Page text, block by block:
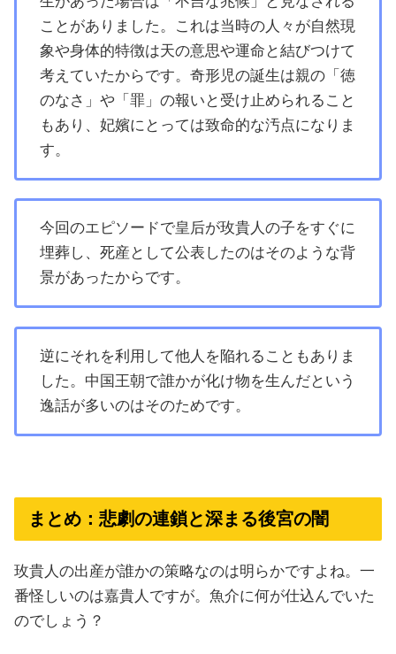
ことがありました。これは当時の人々が自然現
象や身体的特徴は天の意思や運命と結びつけて
考えていたからです。奇形児の誕生は親の「徳
のなさ」や「罪」の報いと受け止められること
もあり、妃嬪にとっては致命的な汚点になりま
す。
今回のエピソードで皇后が玫貴人の子をすぐに
埋葬し、死産として公表したのはそのような背
景があったからです。
逆にそれを利用して他人を陥れることもありま
した。中国王朝で誰かが化け物を生んだという
逸話が多いのはそのためです。
まとめ：悲劇の連鎖と深まる後宮の闇
玫貴人の出産が誰かの策略なのは明らかですよね。一
番怪しいのは嘉貴人ですが。魚介に何が仕込んでいた
のでしょう？